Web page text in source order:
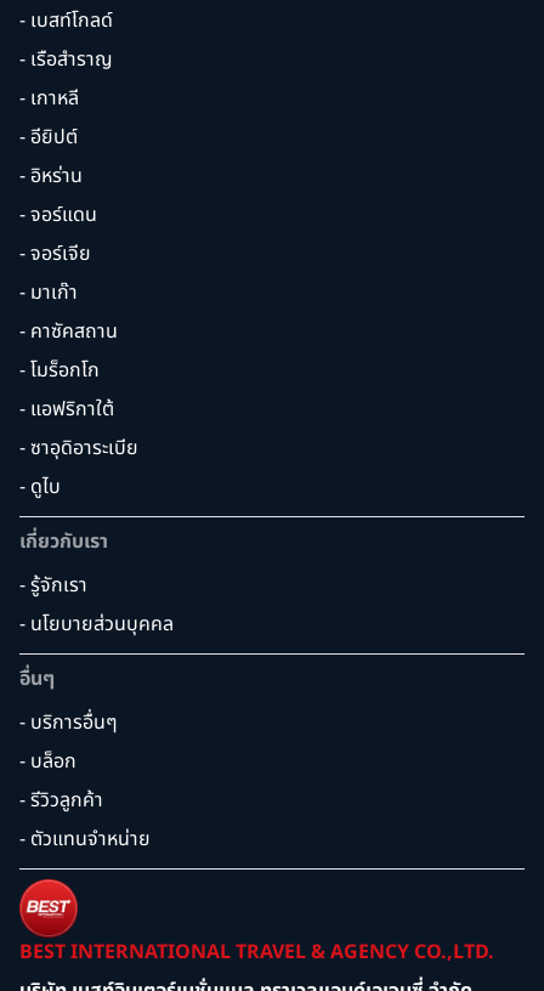
- เบสท์โกลด์
- เรือสำราญ
- เกาหลี
- อียิปต์
- อิหร่าน
- จอร์แดน
- จอร์เจีย
- มาเก๊า
- คาซัคสถาน
- โมร็อกโก
- แอฟริกาใต้
- ซาอุดิอาระเบีย
- ดูไบ
เกี่ยวกับเรา
- รู้จักเรา
- นโยบายส่วนบุคคล
อื่นๆ
- บริการอื่นๆ
- บล็อก
- รีวิวลูกค้า
- ตัวแทนจำหน่าย
BEST INTERNATIONAL TRAVEL & AGENCY CO.,LTD.